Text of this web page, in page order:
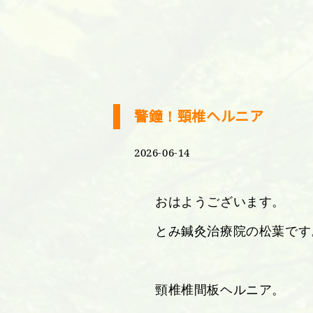
警鐘！頸椎ヘルニア
2026-06-14
おはようございます。
とみ鍼灸治療院の松葉で
頸椎椎間板ヘルニア。